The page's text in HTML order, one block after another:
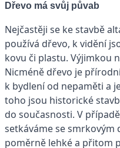
Dřevo má svůj půvab
Nejčastěji se ke stavbě
používá dřevo, k vidění
kovu či plastu. Výjimkou
Nicméně dřevo je
k bydlení od nepaměti a
toho jsou historické
do současnosti. V
setkáváme se smrkovým
poměrně lehké a přitom